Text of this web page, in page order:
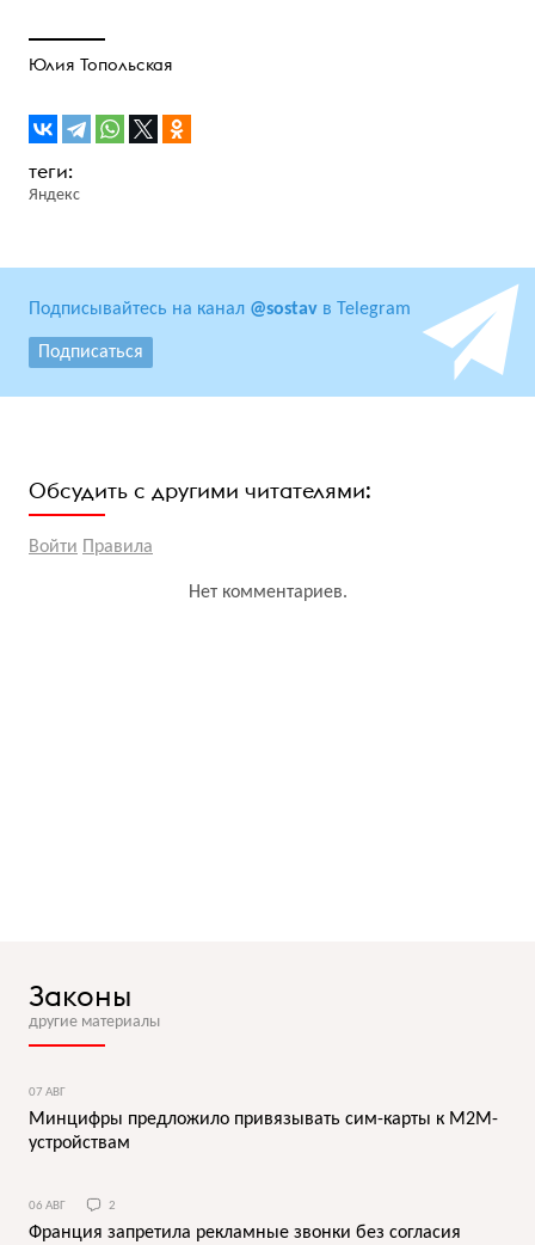
Юлия Топольская
Яндекс
Подписывайтесь на канал @sostav в Telegram
Подписаться
Обсудить с другими читателями:
Войти Правила
Нет комментариев.
Законы
другие материалы
07 АВГ
Минцифры предложило привязывать сим-карты к M2M-
устройствам
06 АВГ 2
Франция запретила рекламные звонки без согласия